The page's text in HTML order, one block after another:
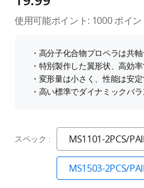
使用可能ポイント: 1000ポイン
・高分子化合物プロペラは共
・特別製作した翼形状、高効
・変形量は小さく、性能は安
・高い標準でダイナミックバ
スペック : MS1101-2PCS/
MS1503-2PCS/